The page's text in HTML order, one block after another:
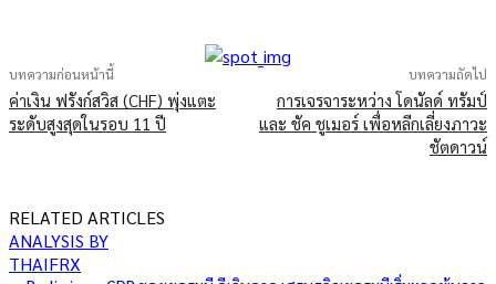
บทความก่อนหน้านี้
ค่าเงิน ฟรังก์สวิส (CHF) พุ่งแตะ
ระดับสูงสุดในรอบ 11 ปี
บทความถัดไป
การเจรจาระหว่าง โดนัลด์ ทรัมป์
และ ชัค ชูเมอร์ เพื่อหลีกเลี่ยงภาวะ
ชัตดาวน์
RELATED ARTICLES
ANALYSIS BY
THAIFRX